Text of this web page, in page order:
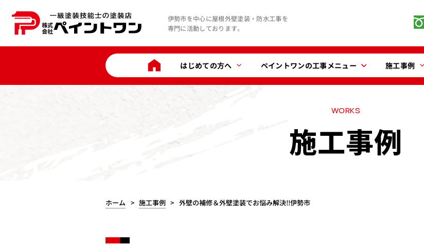
伊勢市を中心に屋根外壁塗装・防水工事を
専門に活動しております。
はじめての方へ ペイントワンの工事メニュー 施工事例
WORKS
施工事例
ホーム 施工事例 外壁の補修＆外壁塗装でお悩み解決!!伊勢市